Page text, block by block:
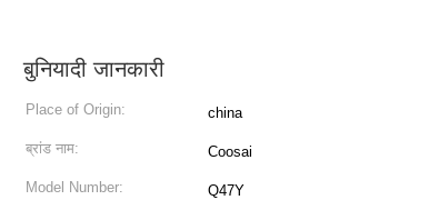
बुनियादी जानकारी
Place of Origin: china
ब्रांड नाम: Coosai
Model Number: Q47Y